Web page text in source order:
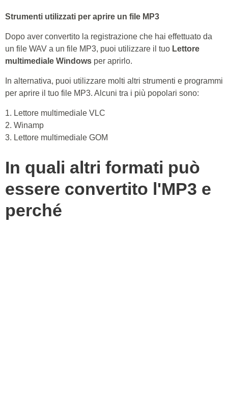
Strumenti utilizzati per aprire un file MP3
Dopo aver convertito la registrazione che hai effettuato da
un file WAV a un file MP3, puoi utilizzare il tuo Lettore
multimediale Windows per aprirlo.
In alternativa, puoi utilizzare molti altri strumenti e programmi
per aprire il tuo file MP3. Alcuni tra i più popolari sono:
1. Lettore multimediale VLC
2. Winamp
3. Lettore multimediale GOM
In quali altri formati può
essere convertito l'MP3 e
perché